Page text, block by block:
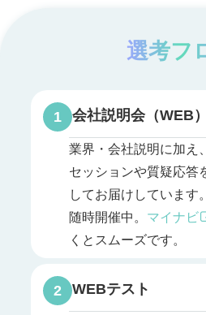
選考フ
1 会社説明会（WEB）
業界・会社説明に加え
セッションや質疑応答
してお届けしています。
随時開催中。 マイナビ
くとスムーズです。
2 WEBテスト